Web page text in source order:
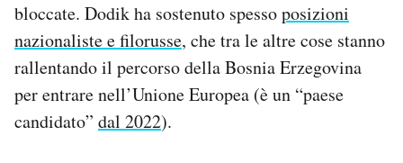
bloccate. Dodik ha sostenuto spessoposizioni
nazionaliste e filorusse, che tra le altre cose stanno
rallentando il percorso della Bosnia Erzegovina
per entrare nell’Unione Europea (è un “paese
candidato” dal 2022).